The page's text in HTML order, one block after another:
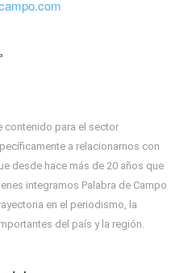
contenido para el sector
a relacionarnos con
desde hace más de 20 años que
integramos Palabra de Campo
en el periodismo, la
del país y la región.